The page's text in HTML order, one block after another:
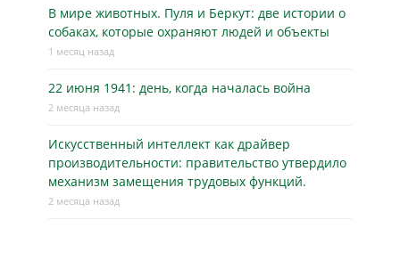
В мире животных. Пуля и Беркут: две истории о
собаках, которые охраняют людей и объекты
1 месяц назад
22 июня 1941: день, когда началась война
2 месяца назад
Искусственный интеллект как драйвер
производительности: правительство утвердило
механизм замещения трудовых функций.
2 месяца назад